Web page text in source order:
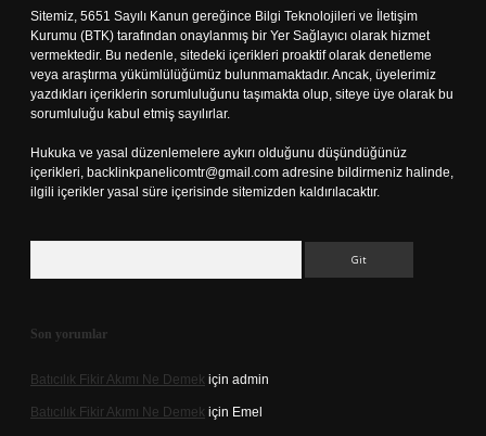
Sitemiz, 5651 Sayılı Kanun gereğince Bilgi Teknolojileri ve İletişim
Kurumu (BTK) tarafından onaylanmış bir Yer Sağlayıcı olarak hizmet
vermektedir. Bu nedenle, sitedeki içerikleri proaktif olarak denetleme
veya araştırma yükümlülüğümüz bulunmamaktadır. Ancak, üyelerimiz
yazdıkları içeriklerin sorumluluğunu taşımakta olup, siteye üye olarak bu
sorumluluğu kabul etmiş sayılırlar.
Hukuka ve yasal düzenlemelere aykırı olduğunu düşündüğünüz
içerikleri, backlinkpanelicomtr@gmail.com adresine bildirmeniz halinde,
ilgili içerikler yasal süre içerisinde sitemizden kaldırılacaktır.
Son yorumlar
Batıcılık Fikir Akımı Ne Demek için admin
Batıcılık Fikir Akımı Ne Demek için Emel